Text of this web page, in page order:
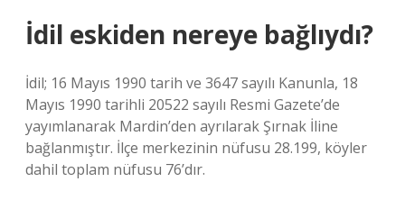
İdil eskiden nereye bağlıydı?
İdil; 16 Mayıs 1990 tarih ve 3647 sayılı Kanunla, 18
Mayıs 1990 tarihli 20522 sayılı Resmi Gazete’de
yayımlanarak Mardin’den ayrılarak Şırnak İline
bağlanmıştır. İlçe merkezinin nüfusu 28.199, köyler
dahil toplam nüfusu 76’dır.